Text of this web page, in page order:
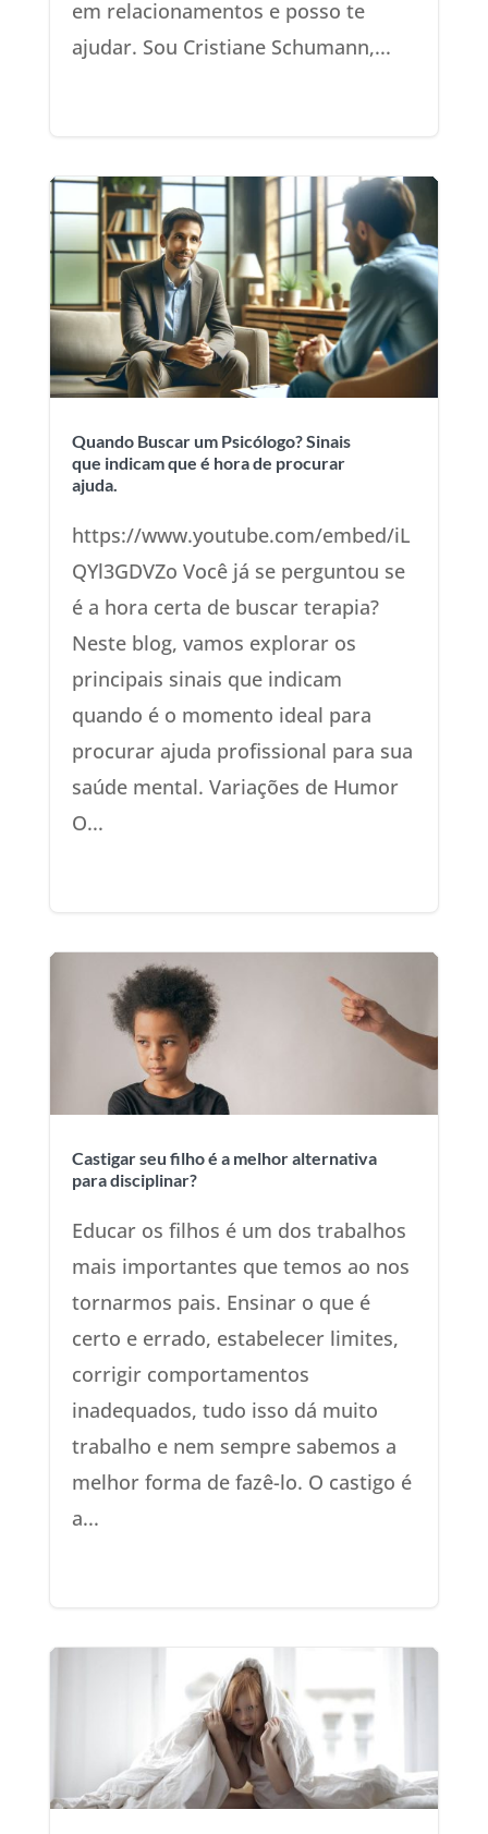
em relacionamentos e posso te
ajudar. Sou Cristiane Schumann,...
Quando Buscar um Psicólogo? Sinais
que indicam que é hora de procurar
ajuda.
https://www.youtube.com/embed/iL
QYl3GDVZo Você já se perguntou se
é a hora certa de buscar terapia?
Neste blog, vamos explorar os
principais sinais que indicam
quando é o momento ideal para
procurar ajuda profissional para sua
saúde mental. Variações de Humor
O...
Castigar seu filho é a melhor alternativa
para disciplinar?
Educar os filhos é um dos trabalhos
mais importantes que temos ao nos
tornarmos pais. Ensinar o que é
certo e errado, estabelecer limites,
corrigir comportamentos
inadequados, tudo isso dá muito
trabalho e nem sempre sabemos a
melhor forma de fazê-lo. O castigo é
a...